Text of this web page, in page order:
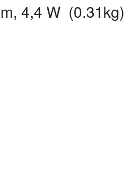
4,4 W (0.31kg)